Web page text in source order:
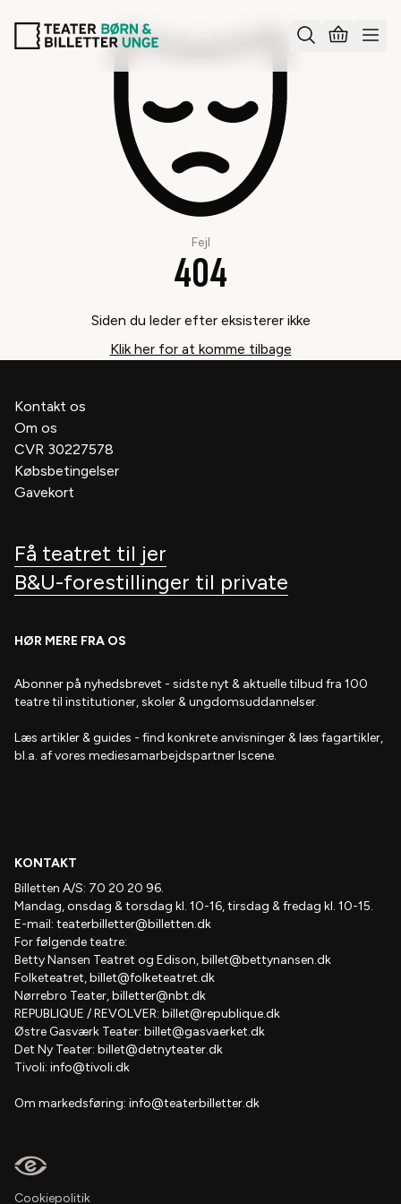
Fejl
404
Siden du leder efter eksisterer ikke
Klik her for at komme tilbage
Kontakt os
Om os
CVR 30227578
Købsbetingelser
Gavekort
Få teatret til jer
B&U-forestillinger til private
HØR MERE FRA OS
Abonner på nyhedsbrevet - sidste nyt & aktuelle tilbud fra 100
teatre til institutioner, skoler & ungdomsuddannelser.
Læs artikler & guides - find konkrete anvisninger & læs fagartikler,
bl.a. af vores mediesamarbejdspartner Iscene.
KONTAKT
Billetten A/S: 70 20 20 96.
Mandag, onsdag & torsdag kl. 10-16, tirsdag & fredag kl. 10-15.
E-mail: teaterbilletter@billetten.dk
For følgende teatre:
Betty Nansen Teatret og Edison,billet@bettynansen.dk
Folketeatret,billet@folketeatret.dk
Nørrebro Teater,billetter@nbt.dk
REPUBLIQUE / REVOLVER: billet@republique.dk
Østre Gasværk Teater: billet@gasvaerket.dk
Det Ny Teater: billet@detnyteater.dk
Tivoli: info@tivoli.dk
Om markedsføring: info@teaterbilletter.dk
Cookiepolitik